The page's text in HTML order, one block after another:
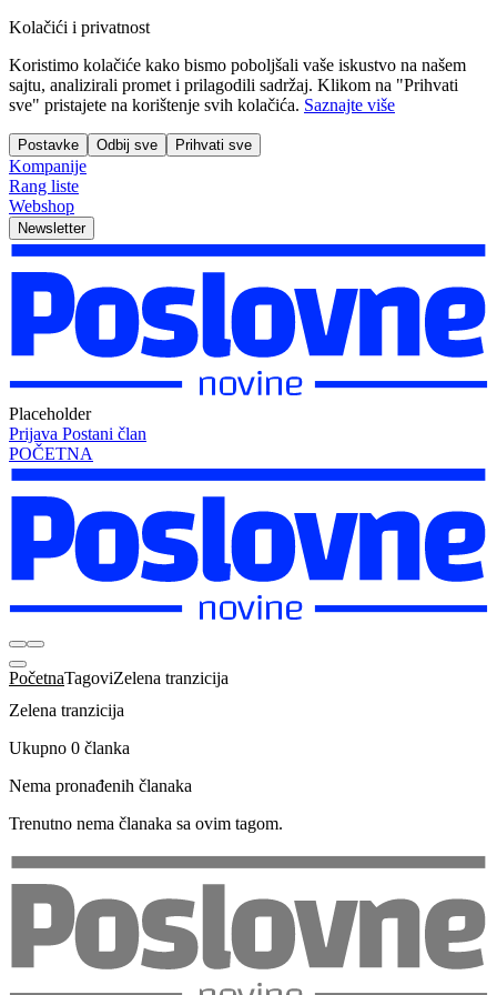
Kolačići i privatnost
Koristimo kolačiće kako bismo poboljšali vaše iskustvo na našem
sajtu, analizirali promet i prilagodili sadržaj. Klikom na "Prihvati
sve" pristajete na korištenje svih kolačića. Saznajte više
Postavke Odbij sve Prihvati sve
Kompanije
Rang liste
Webshop
Newsletter
Placeholder
Prijava Postani član
POČETNA
PočetnaTagoviZelena tranzicija
Zelena tranzicija
Ukupno 0 članka
Nema pronađenih članaka
Trenutno nema članaka sa ovim tagom.